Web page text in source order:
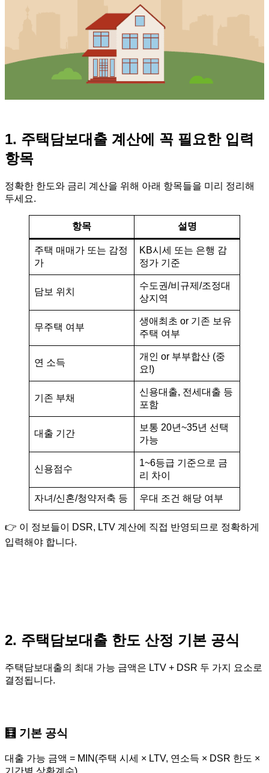
1. 주택담보대출 계산에 꼭 필요한 입력
항목
정확한 한도와 금리 계산을 위해 아래 항목들을 미리 정리해
두세요.
항목 설명
주택 매매가 또는 감정
가
KB시세 또는 은행 감
정가 기준
담보 위치
수도권/비규제/조정대
상지역
무주택 여부
생애최초 or 기존 보유
주택 여부
연 소득
개인 or 부부합산 (중
요!)
기존 부채
신용대출, 전세대출 등
포함
대출 기간
보통 20년~35년 선택
가능
신용점수
1~6등급 기준으로 금
리 차이
자녀/신혼/청약저축 등 우대 조건 해당 여부
👉 이 정보들이 DSR, LTV 계산에 직접 반영되므로 정확하게
입력해야 합니다.
2. 주택담보대출 한도 산정 기본 공식
주택담보대출의 최대 가능 금액은 LTV + DSR 두 가지 요소로
결정됩니다.
🧮 기본 공식
대출 가능 금액 = MIN(주택 시세 × LTV, 연소득 × DSR 한도 ×